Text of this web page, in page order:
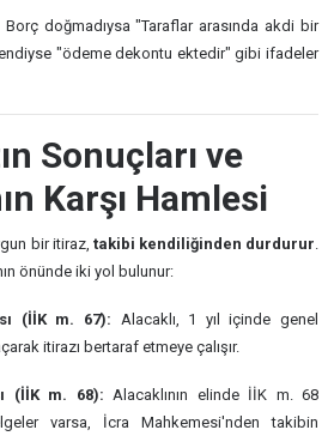
Borç doğmadıysa "Taraflar arasında akdi bir
"ödeme dekontu ektedir" gibi ifadeler
Sonuçları ve
Karşı Hamlesi
bir itiraz, takibi kendiliğinden durdurur.
önünde iki yol bulunur:
(İİK m. 67): Alacaklı, 1 yıl içinde genel
itirazı bertaraf etmeye çalışır.
(İİK m. 68): Alacaklının elinde İİK m. 68
varsa, İcra Mahkemesi'nden takibin